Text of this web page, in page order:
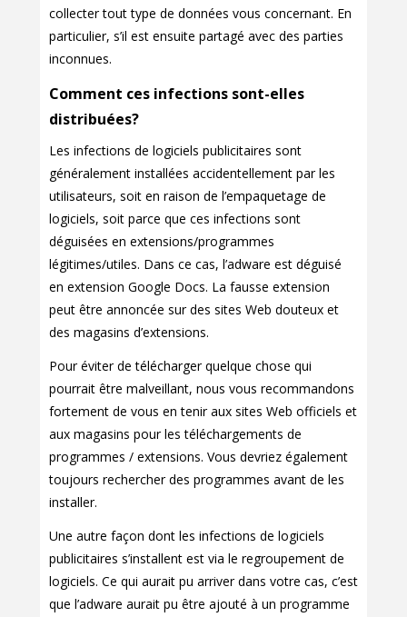
collecter tout type de données vous concernant. En
particulier, s’il est ensuite partagé avec des parties
inconnues.
Comment ces infections sont-elles
distribuées?
Les infections de logiciels publicitaires sont
généralement installées accidentellement par les
utilisateurs, soit en raison de l’empaquetage de
logiciels, soit parce que ces infections sont
déguisées en extensions/programmes
légitimes/utiles. Dans ce cas, l’adware est déguisé
en extension Google Docs. La fausse extension
peut être annoncée sur des sites Web douteux et
des magasins d’extensions.
Pour éviter de télécharger quelque chose qui
pourrait être malveillant, nous vous recommandons
fortement de vous en tenir aux sites Web officiels et
aux magasins pour les téléchargements de
programmes / extensions. Vous devriez également
toujours rechercher des programmes avant de les
installer.
Une autre façon dont les infections de logiciels
publicitaires s’installent est via le regroupement de
logiciels. Ce qui aurait pu arriver dans votre cas, c’est
que l’adware aurait pu être ajouté à un programme